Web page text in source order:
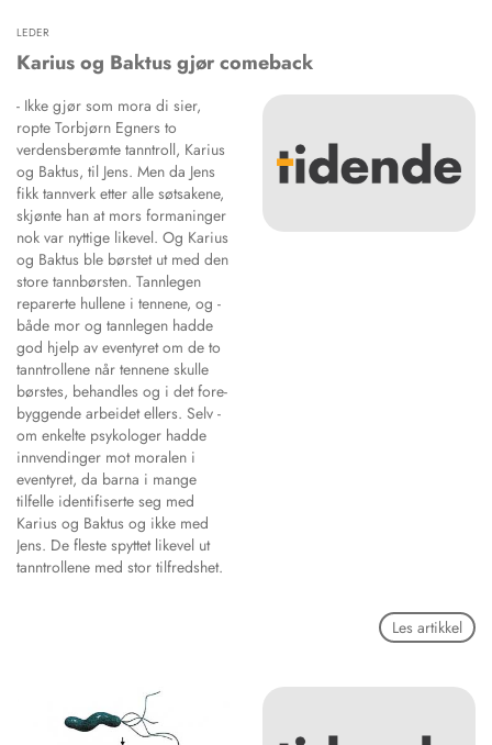
STILLINGER
KJØP & SALG
ANNONSERING
FOR FORFATTERE
Publication and media
The editorial board
LEDER
Karius og Baktus gjør comeback
- Ikke gjør som ­mora di sier,
ropte Torbjørn Egners to
verdensberømte tanntroll, Karius
og Baktus, til Jens. Men da Jens
fikk tannverk etter ­alle søtsakene,
skjønte han at mors formaninger
nok var nyttige likevel. Og Karius
og Baktus ble børstet ut med den
store tannbørsten. Tannlegen
reparerte hullene i tennene, og ­
både mor og tannlegen hadde
god hjelp av eventyret ­om de to
tanntrollene når tennene skulle
børstes, be­hand­les og i det fore­
byg­gende arbeidet ellers. Selv ­
om enkelte psykologer hadde
innvendinger mot moralen i
eventyret, da barna i mange
tilfelle identifiserte seg med
Karius og Baktus og ­ikke med
Jens. De fleste spyttet likevel ut
tanntrollene med stor tilfredshet.
Les artikkel